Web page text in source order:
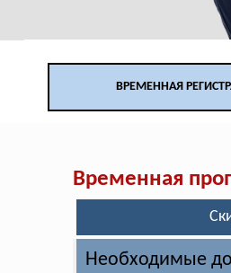
ВРЕМЕННАЯ
Временная
Необходимые